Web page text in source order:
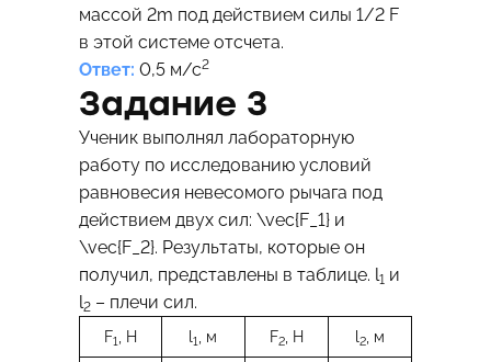
массой 2m под действием силы 1/2 F
в этой системе отсчета.
Ответ: 0,5 м/с2
Задание 3
Ученик выполнял лабораторную
работу по исследованию условий
равновесия невесомого рычага под
действием двух сил: \vec{F_1}и
\vec{F_2}. Результаты, которые он
получил, представлены в таблице. l1 и
l2– плечи сил.
F1 , H l1 , м F2, H l2, м